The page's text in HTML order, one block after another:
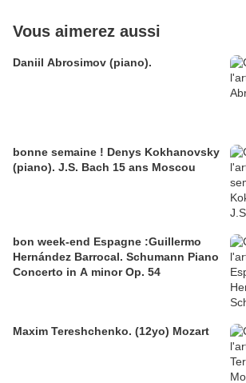
Vous aimerez aussi
Daniil Abrosimov (piano).
bonne semaine ! Denys Kokhanovsky
(piano). J.S. Bach 15 ans Moscou
bon week-end Espagne :Guillermo
Hernández Barrocal. Schumann Piano
Concerto in A minor Op. 54
Maxim Tereshchenko. (12yo) Mozart